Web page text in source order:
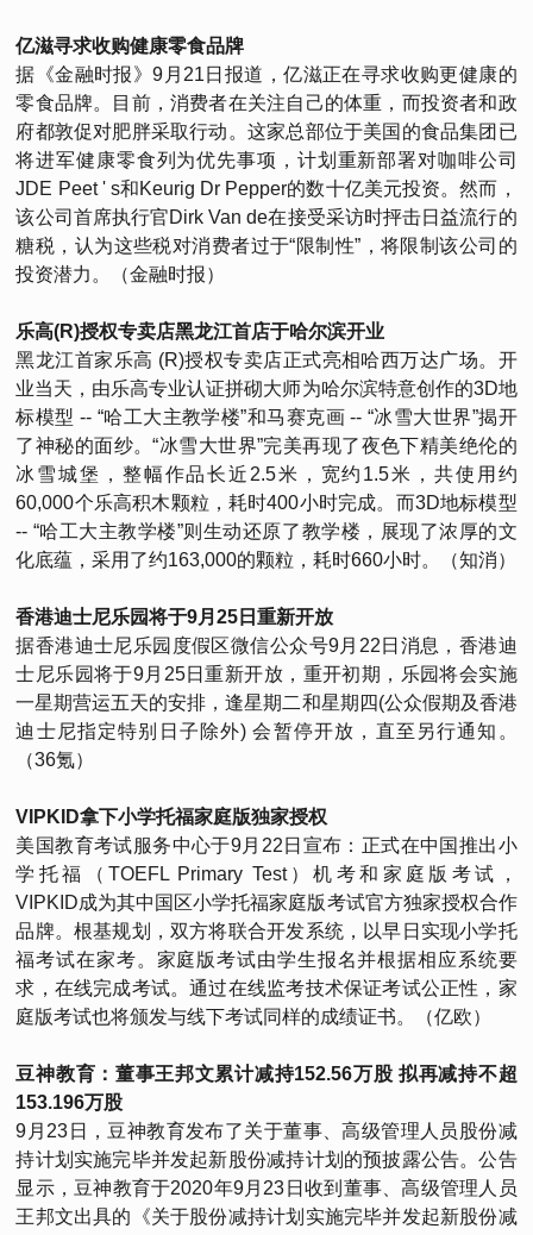
亿滋寻求收购健康零食品牌
据《金融时报》9月21日报道，亿滋正在寻求收购更健康的
零食品牌。目前，消费者在关注自己的体重，而投资者和政
府都敦促对肥胖采取行动。这家总部位于美国的食品集团已
将进军健康零食列为优先事项，计划重新部署对咖啡公司
JDE Peet ' s和Keurig Dr Pepper的数十亿美元投资。然而，
该公司首席执行官Dirk Van de在接受采访时抨击日益流行的
糖税，认为这些税对消费者过于“限制性”，将限制该公司的
投资潜力。（金融时报）
乐高(R)授权专卖店黑龙江首店于哈尔滨开业
黑龙江首家乐高 (R)授权专卖店正式亮相哈西万达广场。开
业当天，由乐高专业认证拼砌大师为哈尔滨特意创作的3D地
标模型 -- “哈工大主教学楼”和马赛克画 -- “冰雪大世界”揭开
了神秘的面纱。“冰雪大世界”完美再现了夜色下精美绝伦的
冰雪城堡，整幅作品长近2.5米，宽约1.5米，共使用约
60,000个乐高积木颗粒，耗时400小时完成。而3D地标模型
-- “哈工大主教学楼”则生动还原了教学楼，展现了浓厚的文
化底蕴，采用了约163,000的颗粒，耗时660小时。（知消）
香港迪士尼乐园将于9月25日重新开放
据香港迪士尼乐园度假区微信公众号9月22日消息，香港迪
士尼乐园将于9月25日重新开放，重开初期，乐园将会实施
一星期营运五天的安排，逢星期二和星期四(公众假期及香港
迪士尼指定特别日子除外) 会暂停开放，直至另行通知。
（36氪）
VIPKID拿下小学托福家庭版独家授权
美国教育考试服务中心于9月22日宣布：正式在中国推出小
学托福（TOEFL Primary Test）机考和家庭版考试，
VIPKID成为其中国区小学托福家庭版考试官方独家授权合作
品牌。根基规划，双方将联合开发系统，以早日实现小学托
福考试在家考。家庭版考试由学生报名并根据相应系统要
求，在线完成考试。通过在线监考技术保证考试公正性，家
庭版考试也将颁发与线下考试同样的成绩证书。（亿欧）
豆神教育：董事王邦文累计减持152.56万股 拟再减持不超
153.196万股
9月23日，豆神教育发布了关于董事、高级管理人员股份减
持计划实施完毕并发起新股份减持计划的预披露公告。公告
显示，豆神教育于2020年9月23日收到董事、高级管理人员
王邦文出具的《关于股份减持计划实施完毕并发起新股份减